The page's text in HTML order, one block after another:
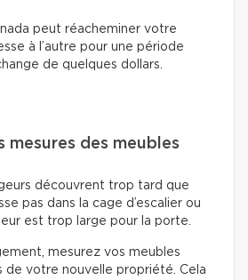
peut réacheminer votre
à l’autre pour une période
de quelques dollars.
mesures des meubles
découvrent trop tard que
pas dans la cage d’escalier ou
est trop large pour la porte.
mesurez vos meubles
de votre nouvelle propriété. Cela